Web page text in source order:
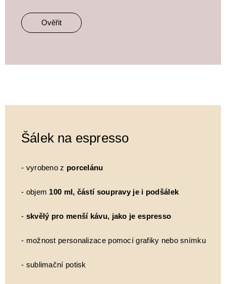
Ověřit
Šálek na espresso
- vyrobeno z porcelánu
- objem 100 ml, částí soupravy je i podšálek
- skvělý pro menší kávu, jako je espresso
- možnost personalizace pomocí grafiky nebo snímku
- sublimační potisk